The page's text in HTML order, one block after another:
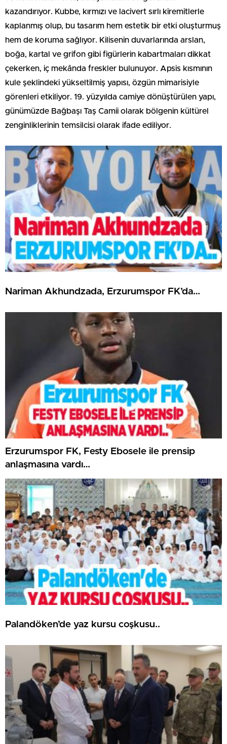
kazandırıyor. Kubbe, kırmızı ve lacivert sırlı kiremitlerle
kaplanmış olup, bu tasarım hem estetik bir etki oluşturmuş
hem de koruma sağlıyor. Kilisenin duvarlarında arslan,
boğa, kartal ve grifon gibi figürlerin kabartmaları dikkat
çekerken, iç mekânda freskler bulunuyor. Apsis kısmının
kule şeklindeki yükseltilmiş yapısı, özgün mimarisiyle
görenleri etkiliyor. 19. yüzyılda camiye dönüştürülen yapı,
günümüzde Bağbaşı Taş Camii olarak bölgenin kültürel
zenginliklerinin temsilcisi olarak ifade ediliyor.
Nariman Akhundzada, Erzurumspor FK’da…
Erzurumspor FK, Festy Ebosele ile prensip
anlaşmasına vardı…
Palandöken’de yaz kursu coşkusu..